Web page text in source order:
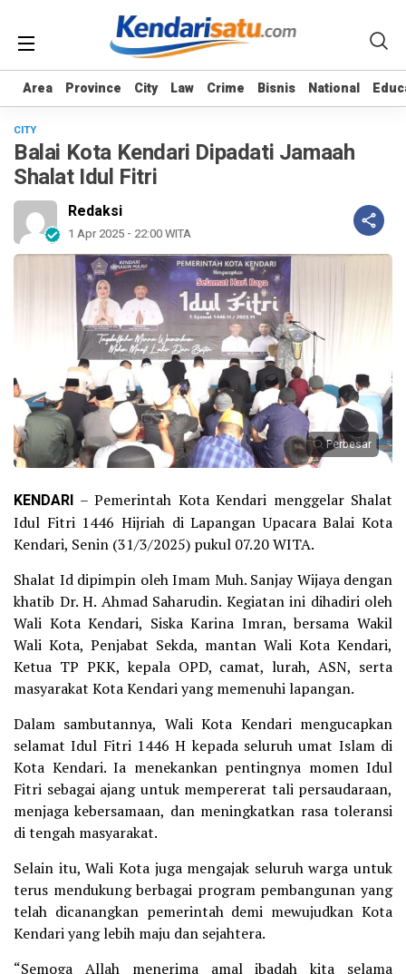
Area Province City Law Crime Bisnis National
Area Province City Law Crime Bisnis National
CITY
Balai Kota Kendari Dipadati Jamaah
Shalat Idul Fitri
Redaksi
1 Apr 2025 - 22:00 WITA
Perbesar
KENDARI – Pemerintah Kota Kendari menggelar Shalat
Idul Fitri 1446 Hijriah di Lapangan Upacara Balai Kota
Kendari, Senin (31/3/2025) pukul 07.20 WITA.
Shalat Id dipimpin oleh Imam Muh. Sanjay Wijaya dengan
khatib Dr. H. Ahmad Saharudin. Kegiatan ini dihadiri oleh
Wali Kota Kendari, Siska Karina Imran, bersama Wakil
Wali Kota, Penjabat Sekda, mantan Wali Kota Kendari,
Ketua TP PKK, kepala OPD, camat, lurah, ASN, serta
masyarakat Kota Kendari yang memenuhi lapangan.
Dalam sambutannya, Wali Kota Kendari mengucapkan
selamat Idul Fitri 1446 H kepada seluruh umat Islam di
Kota Kendari. Ia menekankan pentingnya momen Idul
Fitri sebagai ajang untuk mempererat tali persaudaraan,
menjaga kebersamaan, dan meningkatkan rasa toleransi
di tengah masyarakat.
Selain itu, Wali Kota juga mengajak seluruh warga untuk
terus mendukung berbagai program pembangunan yang
telah dicanangkan pemerintah demi mewujudkan Kota
Kendari yang lebih maju dan sejahtera.
“Semoga Allah menerima amal ibadah kita selama